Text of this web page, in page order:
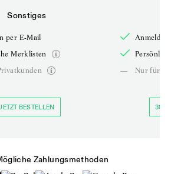
Sonstiges
per E-Mail
Merklisten
BESTELLEN
Anmelden
Persönliche
—
Nur für
30 TAGE
Zahlungsmethoden